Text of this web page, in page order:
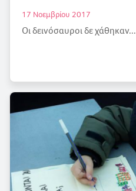
17 Νοεμβρίου 2017
Οι δεινόσαυροι δε χάθηκαν...